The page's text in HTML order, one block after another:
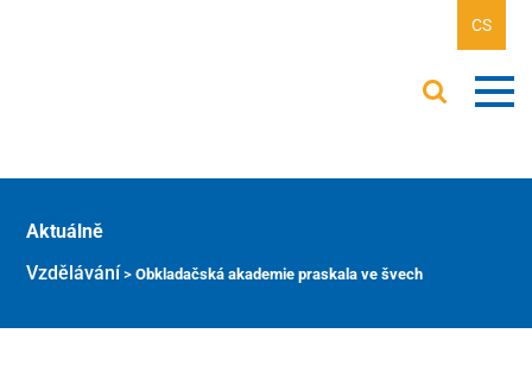
CS
Aktuálně
Vzdělávání>Obkladačská akademie praskala ve švech